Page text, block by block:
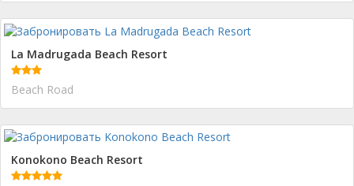
La Madrugada Beach Resort
Beach Road
Konokono Beach Resort